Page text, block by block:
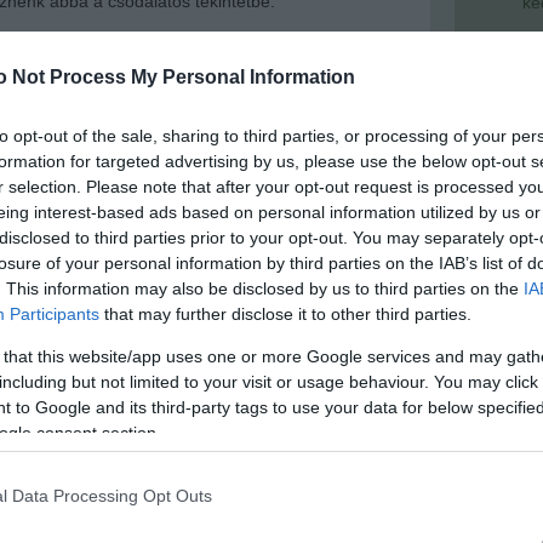
Not Process My Personal Information
opt-out of the sale, sharing to third parties, or processing of your
for targeted advertising by us, please use the below opt-out
selection. Please note that after your opt-out request is processed
interest-based ads based on personal information utilized by us
to third parties prior to your opt-out. You may separately
of your personal information by third parties on the IAB’s list of
This information may also be disclosed by us to third parties on the
Participants that may further disclose it to other third parties.
that this website/app uses one or more Google services and may
but not limited to your visit or usage behaviour. You may
to Google and its third-party tags to use your data for below
consent section.
Data Processing Opt Outs
hízelgő, máris elfelejtjük, hogy az imént még azon
micsoda dolgokat tett.Olyan ez, mint a függőség.
hogy szeressen bennünket.
nemet mondani,
nehéz nem akarni, hogy vele
is, ha megsértett, megbántott, durván bánt
szeressük, ne próbáljunk nem gondolni a durva
el, valóban kell-e nekünk az a kapcsolat!
olyan kapcsolatban van az ember, ahol kicsit is
dolgokat vágnak a fejéhez, az egy-kettő leépíti
ha a párunk mellett félelmet érzünk, bántott szóval
Nem is
Tanár Úr
AZ